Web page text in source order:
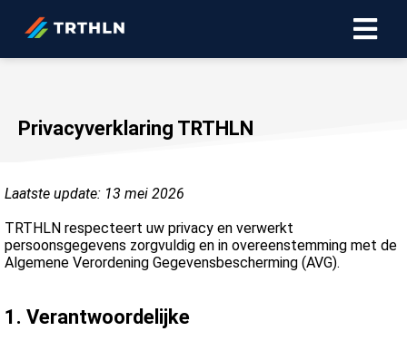
Privacyverklaring TRTHLN
Laatste update: 13 mei 2026
TRTHLN respecteert uw privacy en verwerkt
persoonsgegevens zorgvuldig en in overeenstemming met de
Algemene Verordening Gegevensbescherming (AVG).
1. Verantwoordelijke
zijn
te
Ze